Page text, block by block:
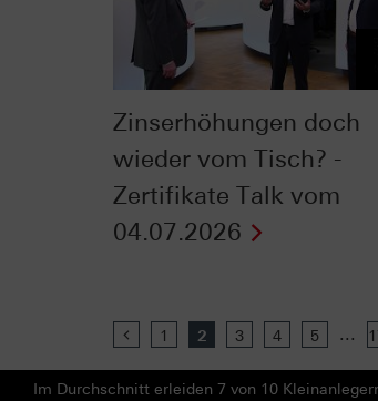
Zinserhöhungen doch
wieder vom Tisch? -
Zertifikate Talk vom
04.07.2026
Previous
1 2 3 4 5 ...
Im Durchschnitt erleiden 7 von 10